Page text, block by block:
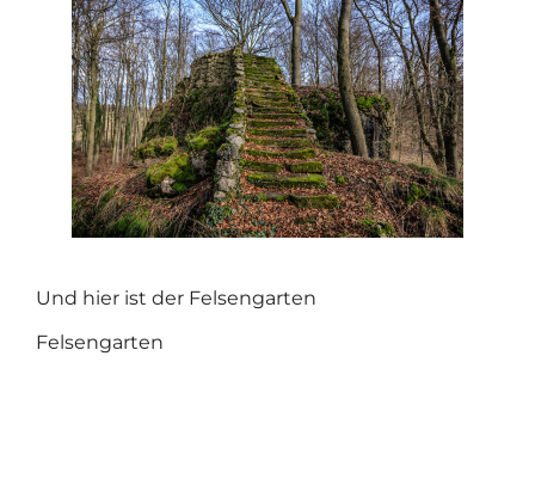
Und hier ist der Felsengarten
Felsengarten